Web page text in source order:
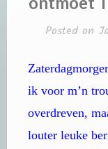
Posted on
ik voor m’n
overdreven,
louter leuke